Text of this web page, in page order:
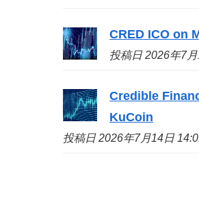
CRED ICO on
投稿日 2026年7月
Credible
KuCoin
投稿日 2026年7月14日